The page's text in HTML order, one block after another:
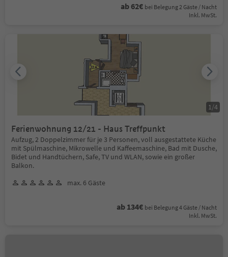
ab 62€ bei Belegung 2 Gäste / Nacht
Inkl. MwSt.
Ferienwohnung 12/21 - Haus Treffpunkt
Aufzug, 2 Doppelzimmer für je 3 Personen, voll ausgestattete Küche
mit Spülmaschine, Mikrowelle und Kaffeemaschine, Bad mit Dusche,
Bidet und Handtüchern, Safe, TV und WLAN, sowie ein großer
Balkon.
max. 6 Gäste
ab 134€ bei Belegung 4 Gäste / Nacht
Inkl. MwSt.
1 /4